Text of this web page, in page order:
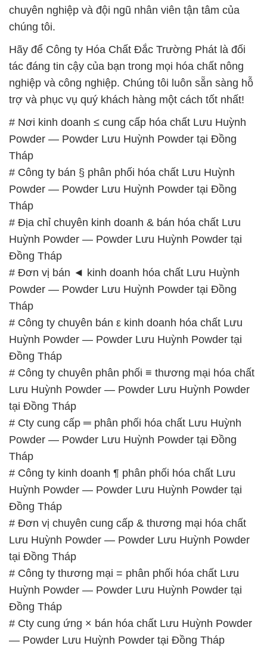
chuyên nghiệp và đội ngũ nhân viên tận tâm của
chúng tôi.
Hãy để Công ty Hóa Chất Đắc Trường Phát là đối
tác đáng tin cậy của bạn trong mọi hóa chất nông
nghiệp và công nghiệp. Chúng tôi luôn sẵn sàng hỗ
trợ và phục vụ quý khách hàng một cách tốt nhất!
# Nơi kinh doanh ≤ cung cấp hóa chất Lưu Huỳnh
Powder — Powder Lưu Huỳnh Powder tại Đồng
Tháp
# Công ty bán § phân phối hóa chất Lưu Huỳnh
Powder — Powder Lưu Huỳnh Powder tại Đồng
Tháp
# Địa chỉ chuyên kinh doanh & bán hóa chất Lưu
Huỳnh Powder — Powder Lưu Huỳnh Powder tại
Đồng Tháp
# Đơn vị bán ◄ kinh doanh hóa chất Lưu Huỳnh
Powder — Powder Lưu Huỳnh Powder tại Đồng
Tháp
# Công ty chuyên bán ε kinh doanh hóa chất Lưu
Huỳnh Powder — Powder Lưu Huỳnh Powder tại
Đồng Tháp
# Công ty chuyên phân phối ≡ thương mại hóa chất
Lưu Huỳnh Powder — Powder Lưu Huỳnh Powder
tại Đồng Tháp
# Cty cung cấp ═ phân phối hóa chất Lưu Huỳnh
Powder — Powder Lưu Huỳnh Powder tại Đồng
Tháp
# Công ty kinh doanh ¶ phân phối hóa chất Lưu
Huỳnh Powder — Powder Lưu Huỳnh Powder tại
Đồng Tháp
# Đơn vị chuyên cung cấp & thương mại hóa chất
Lưu Huỳnh Powder — Powder Lưu Huỳnh Powder
tại Đồng Tháp
# Công ty thương mại = phân phối hóa chất Lưu
Huỳnh Powder — Powder Lưu Huỳnh Powder tại
Đồng Tháp
# Cty cung ứng × bán hóa chất Lưu Huỳnh Powder
— Powder Lưu Huỳnh Powder tại Đồng Tháp